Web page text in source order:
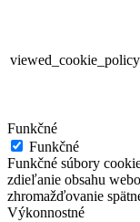
viewed_cookie_policy
Funkčné
Funkčné
Funkčné súbory
zdieľanie obsahu
zhromažďovanie
Výkonnostné